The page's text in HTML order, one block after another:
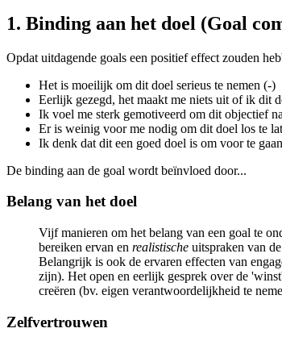
1. Binding aan het doel (Goal
Opdat uitdagende goals een positief effect zouden
Het is moeilijk om dit doel serieus te nemen (-)
Eerlijk gezegd, het maakt me niets uit of ik dit
Ik voel me sterk gemotiveerd om dit objectief
Er is weinig voor me nodig om dit doel los te
Ik denk dat dit een goed doel is om voor te gaan
De binding aan de goal wordt beïnvloed door...
Belang van het doel
Vijf manieren om het belang van een goal te
bereiken ervan en realistische uitspraken van
Belangrijk is ook de ervaren effecten van
zijn). Het open en eerlijk gesprek over de
creëren (bv. eigen verantwoordelijkheid te
Zelfvertrouwen